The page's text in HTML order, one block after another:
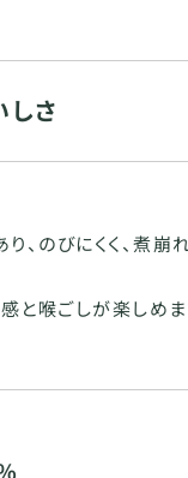
さ
、のびにくく、煮崩
喉ごしが楽しめま